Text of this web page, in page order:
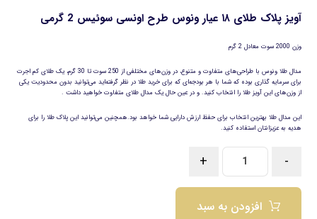
آویز پلاک طلای ۱۸ عیار ونوس طرح اونسی سوئیس 2 گرمی
وزن 2000 سوت معادل 2 گرم
مدال طلا ونوس با طراحی‌های متفاوت و متنوع، در وزن‌های مختلفی از 250 سوت تا 30 گرم، یک طلای کم اجرت
برای سرمایه گذاری بوده که شما با هر بودجه‌ای که برای خرید طلا در نظر گرفته‌اید می‌توانید بدون محدودیت یکی
از وزن‌های این آویز طلا را انتخاب کنید. و در عین حال یک مدال طلای متفاوت خواهید داشت .
این مدال طلا بهترین انتخاب برای حفظ ارزش دارایی شما خواهد بود.همچنین می‌توانید این پلاک طلا را برای
هدیه به عزیزانتان استفاده کنید.
-
+
افزودن به سبد